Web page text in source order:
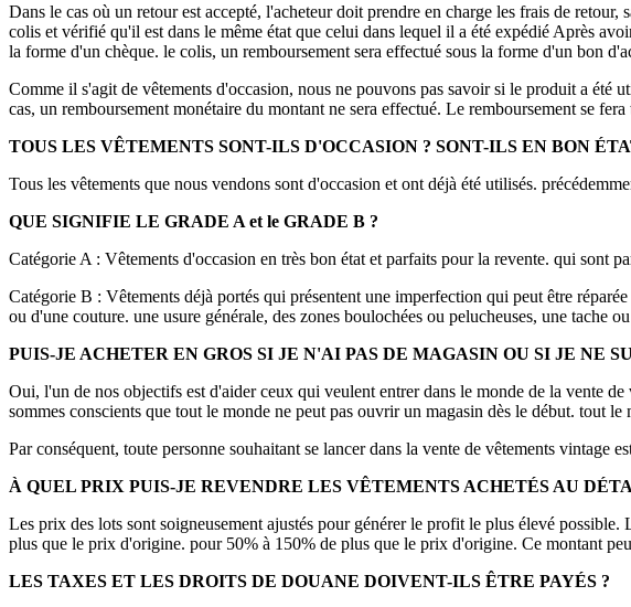
Dans le cas où un retour est accepté, l'acheteur doit prendre en charge les frais de
colis et vérifié qu'il est dans le même état que celui dans lequel il a été expédié Après
la forme d'un chèque. le colis, un remboursement sera effectué sous la forme d'un bon
Comme il s'agit de vêtements d'occasion, nous ne pouvons pas savoir si le produit a été
cas, un remboursement monétaire du montant ne sera effectué. Le remboursement se
TOUS LES VÊTEMENTS SONT-ILS D'OCCASION ? SONT-ILS EN BON
Tous les vêtements que nous vendons sont d'occasion et ont déjà été utilisés.
QUE SIGNIFIE LE GRADE A et le GRADE B ?
Catégorie A : Vêtements d'occasion en très bon état et parfaits pour la revente. qui sont
Catégorie B : Vêtements déjà portés qui présentent une imperfection qui peut être
ou d'une couture. une usure générale, des zones boulochées ou pelucheuses, une tache
PUIS-JE ACHETER EN GROS SI JE N'AI PAS DE MAGASIN OU SI JE NE
Oui, l'un de nos objectifs est d'aider ceux qui veulent entrer dans le monde de la vente
sommes conscients que tout le monde ne peut pas ouvrir un magasin dès le début. tout
Par conséquent, toute personne souhaitant se lancer dans la vente de vêtements
À QUEL PRIX PUIS-JE REVENDRE LES VÊTEMENTS ACHETÉS AU
Les prix des lots sont soigneusement ajustés pour générer le profit le plus élevé
plus que le prix d'origine. pour 50% à 150% de plus que le prix d'origine. Ce montant
LES TAXES ET LES DROITS DE DOUANE DOIVENT-ILS ÊTRE PAYÉS ?